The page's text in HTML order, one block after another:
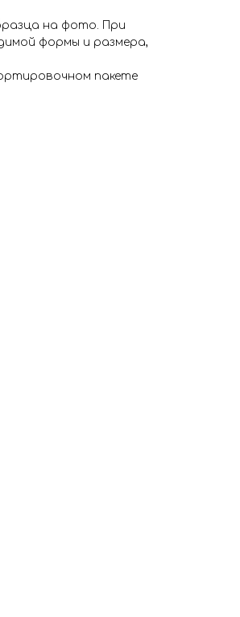
на фото. При
формы и размера,
пакете